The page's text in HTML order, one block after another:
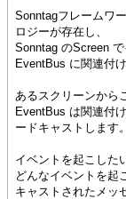
Sonntagフレームワ
ロジーが存在し、
Sonntag のScreen
EventBus に関連付け
あるスクリーンから
EventBus は関連付
ードキャストします。
イベントを起こした
どんなイベントを起
キャストされたメッ